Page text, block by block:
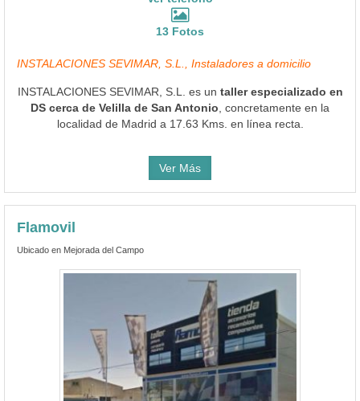
13 Fotos
INSTALACIONES SEVIMAR, S.L., Instaladores a domicilio
INSTALACIONES SEVIMAR, S.L. es un taller especializado en
DS cerca de Velilla de San Antonio , concretamente en la
localidad de Madrid a 17.63 Kms. en línea recta.
Ver Más
Flamovil
Ubicado en Mejorada del Campo